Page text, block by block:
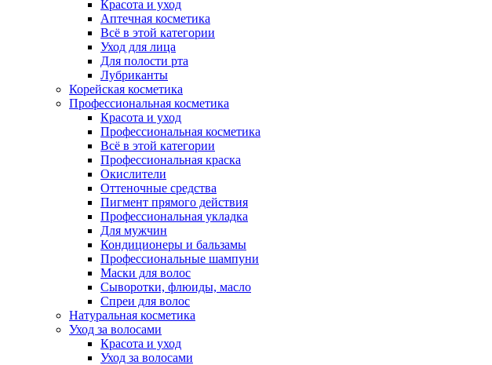
Красота и уход
Аптечная косметика
Всё в этой категории
Уход для лица
Для полости рта
Лубриканты
Корейская косметика
Профессиональная косметика
Красота и уход
Профессиональная косметика
Всё в этой категории
Профессиональная краска
Окислители
Оттеночные средства
Пигмент прямого действия
Профессиональная укладка
Для мужчин
Кондиционеры и бальзамы
Профессиональные шампуни
Маски для волос
Сыворотки, флюиды, масло
Спреи для волос
Натуральная косметика
Уход за волосами
Красота и уход
Уход за волосами